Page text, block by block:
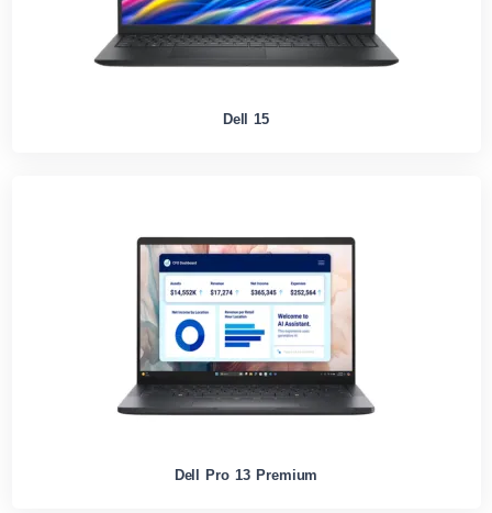
Dell 15
Dell Pro 13 Premium